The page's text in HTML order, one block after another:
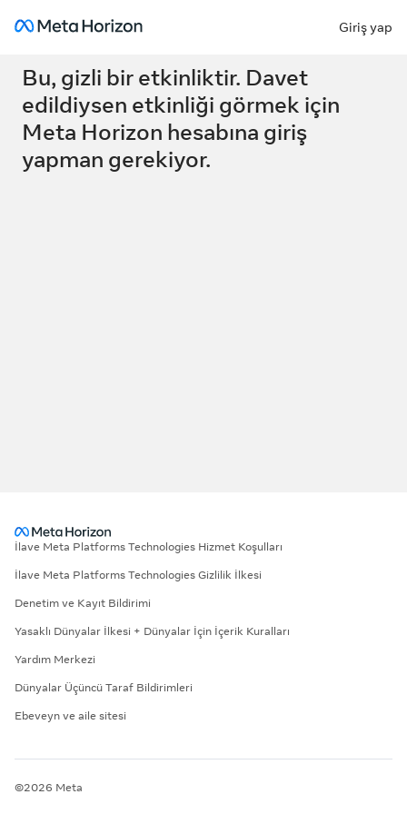
Giriş yap
Bu, gizli bir etkinliktir. Davet
edildiysen etkinliği görmek için
Meta Horizon hesabına giriş
yapman gerekiyor.
İlave Meta Platforms Technologies Hizmet Koşulları
İlave Meta Platforms Technologies Gizlilik İlkesi
Denetim ve Kayıt Bildirimi
Yasaklı Dünyalar İlkesi + Dünyalar İçin İçerik Kuralları
Yardım Merkezi
Dünyalar Üçüncü Taraf Bildirimleri
Ebeveyn ve aile sitesi
©2026 Meta